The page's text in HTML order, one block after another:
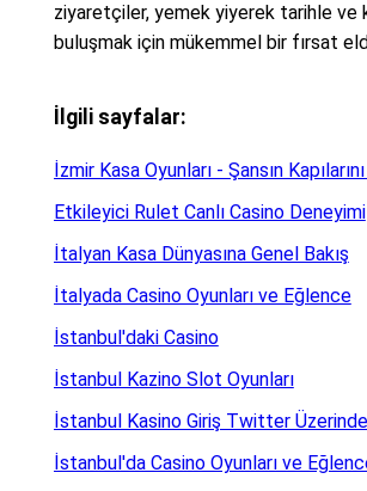
ziyaretçiler, yemek yiyerek tarihle ve
buluşmak için mükemmel bir fırsat
İlgili sayfalar:
İzmir Kasa Oyunları - Şansın
Etkileyici Rulet Canlı Casino Deneyimi
İtalyan Kasa Dünyasına Genel Bakış
İtalyada Casino Oyunları ve Eğlence
İstanbul'daki Casino
İstanbul Kazino Slot Oyunları
İstanbul Kasino Giriş Twitter
İstanbul'da Casino Oyunları ve